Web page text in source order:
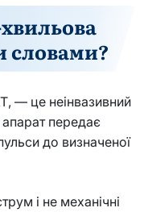
словами?
— це неінвазивний
передає
до визначеної
і не механічні